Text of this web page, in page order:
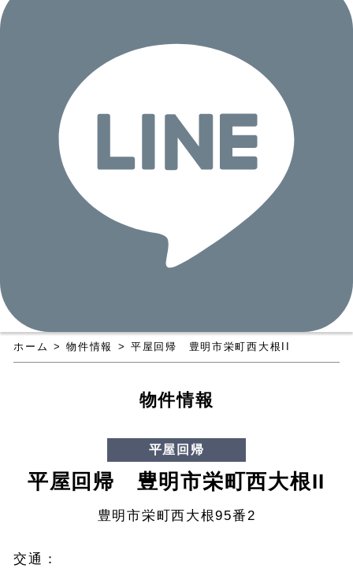
ホーム > 物件情報 > 平屋回帰 豊明市栄町西大根II
物件情報
平屋回帰
平屋回帰 豊明市栄町西大根II
豊明市栄町西大根95番2
交通：